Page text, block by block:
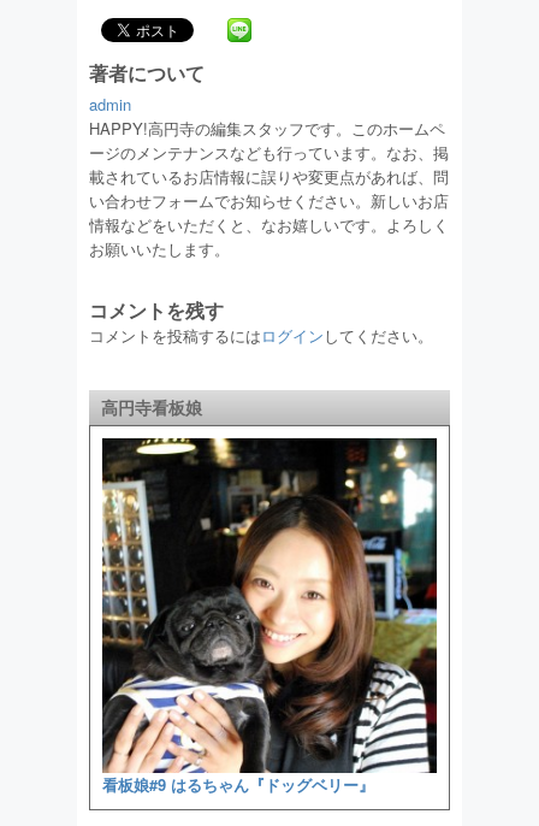
著者について
admin
HAPPY!高円寺の編集スタッフです。このホームペ
ージのメンテナンスなども行っています。なお、掲
載されているお店情報に誤りや変更点があれば、問
い合わせフォームでお知らせください。新しいお店
情報などをいただくと、なお嬉しいです。よろしく
お願いいたします。
コメントを残す
コメントを投稿するにはログインしてください。
高円寺看板娘
看板娘#9 はるちゃん『ドッグベリー』